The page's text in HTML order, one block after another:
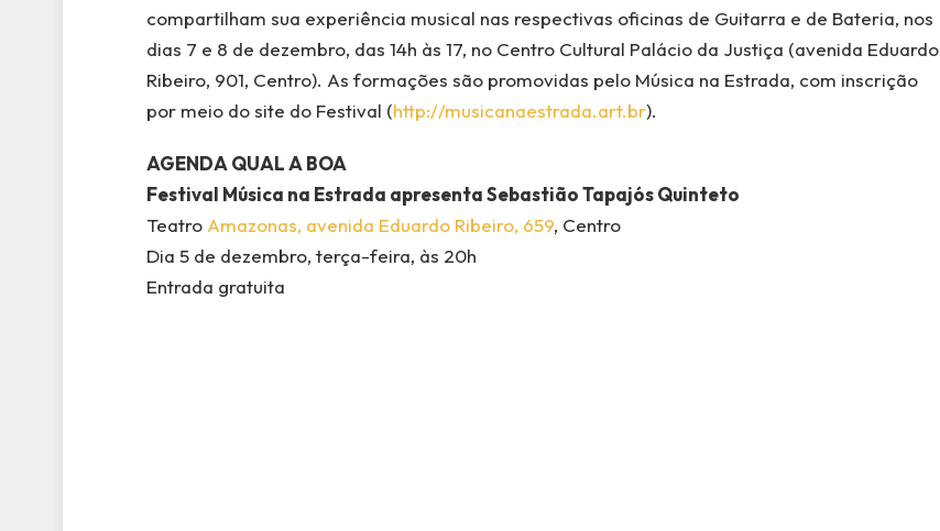
compartilham sua experiência musical nas respectivas oficinas de Guitarra e de Bateria, nos
dias 7 e 8 de dezembro, das 14h às 17, no Centro Cultural Palácio da Justiça (avenida Eduardo
Ribeiro, 901, Centro). As formações são promovidas pelo Música na Estrada, com inscrição
por meio do site do Festival (http://musicanaestrada.art.br).
AGENDA QUAL A BOA
Festival Música na Estrada apresenta Sebastião Tapajós Quinteto
Teatro Amazonas, avenida Eduardo Ribeiro, 659, Centro
Dia 5 de dezembro, terça-feira, às 20h
Entrada gratuita